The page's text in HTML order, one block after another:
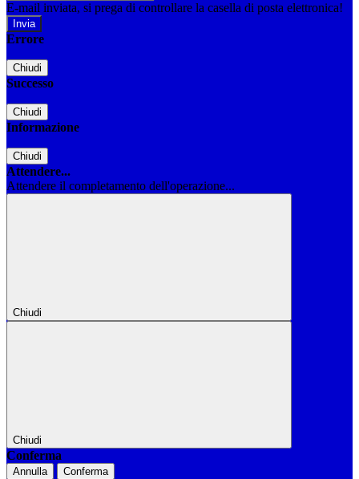
E-mail inviata, si prega di controllare la casella di posta elettronica!
Errore
Chiudi
Successo
Chiudi
Informazione
Chiudi
Attendere...
Attendere il completamento dell'operazione...
Chiudi
Chiudi
Conferma
Annulla Conferma